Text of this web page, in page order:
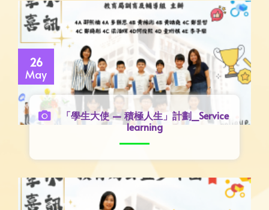
26
May
「學生大使 — 積極人生」計劃_Service
learning